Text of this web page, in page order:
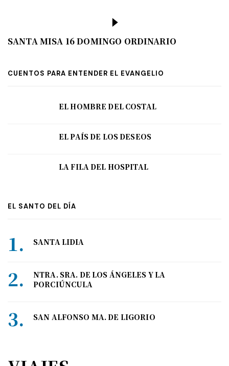
SANTA MISA 16 DOMINGO ORDINARIO
CUENTOS PARA ENTENDER EL EVANGELIO
EL HOMBRE DEL COSTAL
EL PAÍS DE LOS DESEOS
LA FILA DEL HOSPITAL
EL SANTO DEL DÍA
SANTA LIDIA
NTRA. SRA. DE LOS ÁNGELES Y LA
PORCIÚNCULA
SAN ALFONSO MA. DE LIGORIO